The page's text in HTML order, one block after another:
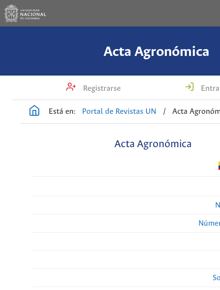
Acta Agronómica
Registrarse
Está en: Portal de Revistas UN / Acta
Acta Agronómica